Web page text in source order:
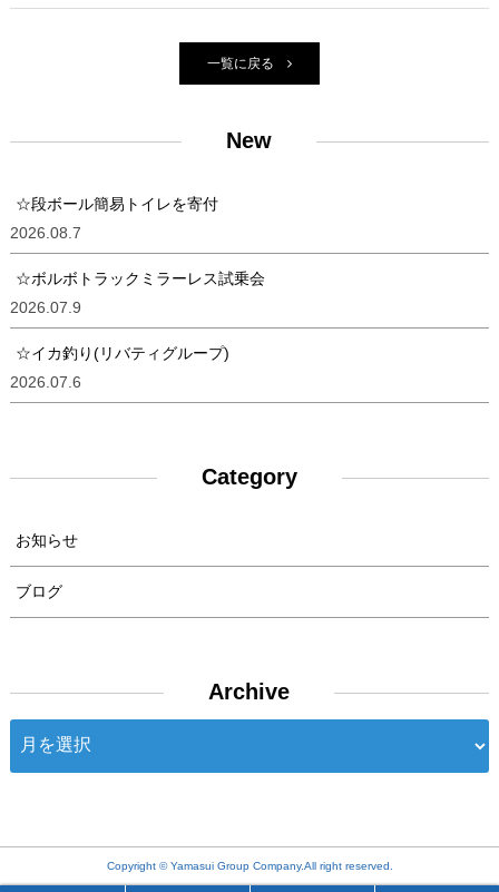
一覧に戻る
New
☆段ボール簡易トイレを寄付
2026.08.7
☆ボルボトラックミラーレス試乗会
2026.07.9
☆イカ釣り(リバティグループ)
2026.07.6
Category
お知らせ
ブログ
Archive
Copyright © Yamasui Group Company.All right reserved.